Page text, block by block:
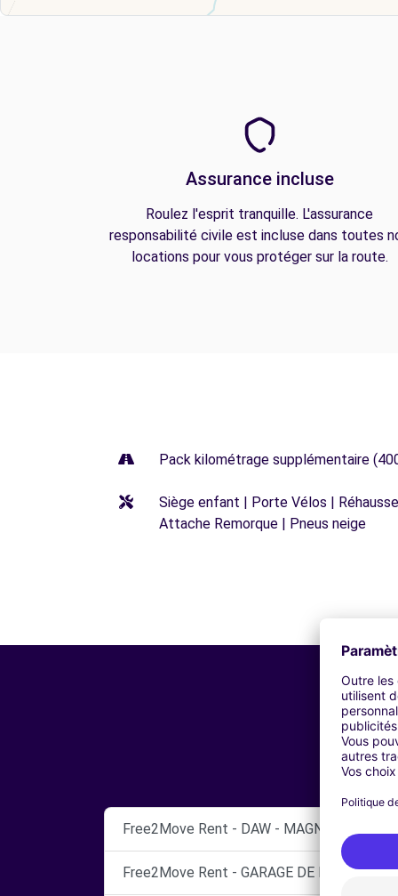
Assurance incluse
Roulez l'esprit tranquille. L'assurance
responsabilité civile est incluse dans toutes
locations pour vous protéger sur la route.
Pack kilométrage supplémentaire
Siège enfant | Porte Vélos |
Attache Remorque | Pneus neige
Free2Move Rent - DAW - MAGNY-LES-
Free2Move Rent - GARAGE DE L